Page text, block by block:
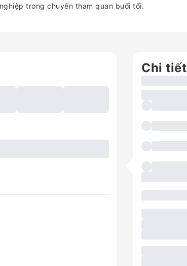
trong chuyến tham quan buổi tối.
Chi tiết